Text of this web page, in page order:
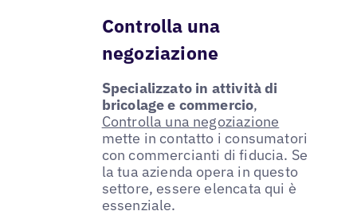
Controlla una
negoziazione
Specializzato in attività di
bricolage e commercio,
Controlla una negoziazione
mette in contatto i consumatori
con commercianti di fiducia. Se
la tua azienda opera in questo
settore, essere elencata qui è
essenziale.